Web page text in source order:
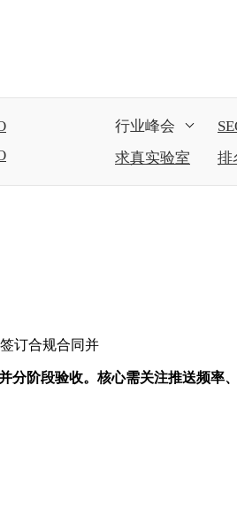
行业峰会
求真实验室
排
订合规合同并
分阶段验收。核心需关注推送频率、